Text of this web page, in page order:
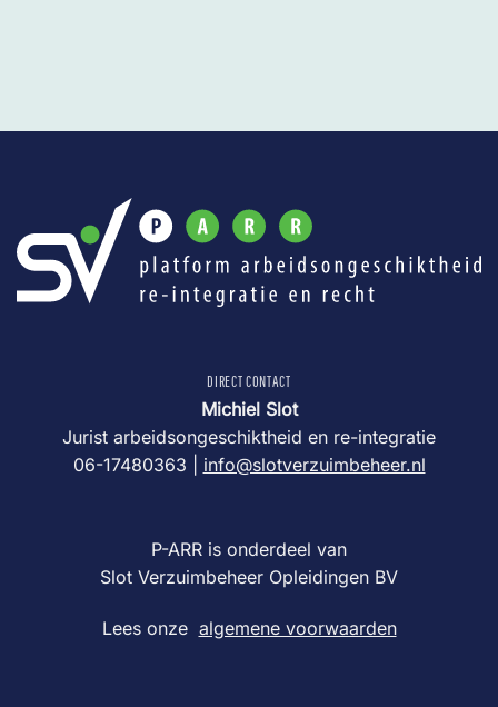
DIRECT CONTACT
Michiel Slot
Jurist arbeidsongeschiktheid en re-integratie
06-17480363 | info@slotverzuimbeheer.nl
P-ARR is onderdeel van
Slot Verzuimbeheer Opleidingen BV
Lees onze algemene voorwaarden